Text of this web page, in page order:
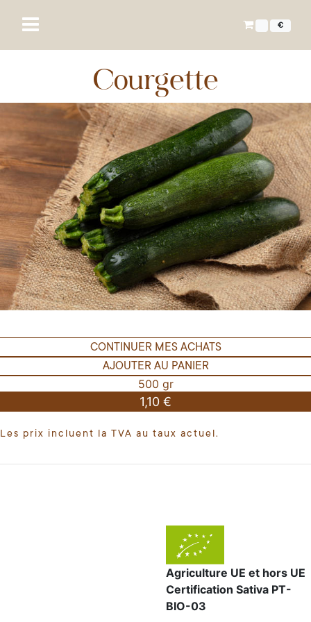
€
Courgette
CONTINUER MES ACHATS
AJOUTER AU PANIER
500 gr
1,10 €
Les prix incluent la TVA au taux actuel.
Agriculture UE et hors UE
Certification Sativa PT-
BIO-03